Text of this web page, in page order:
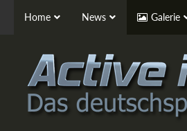
Home News Galerie